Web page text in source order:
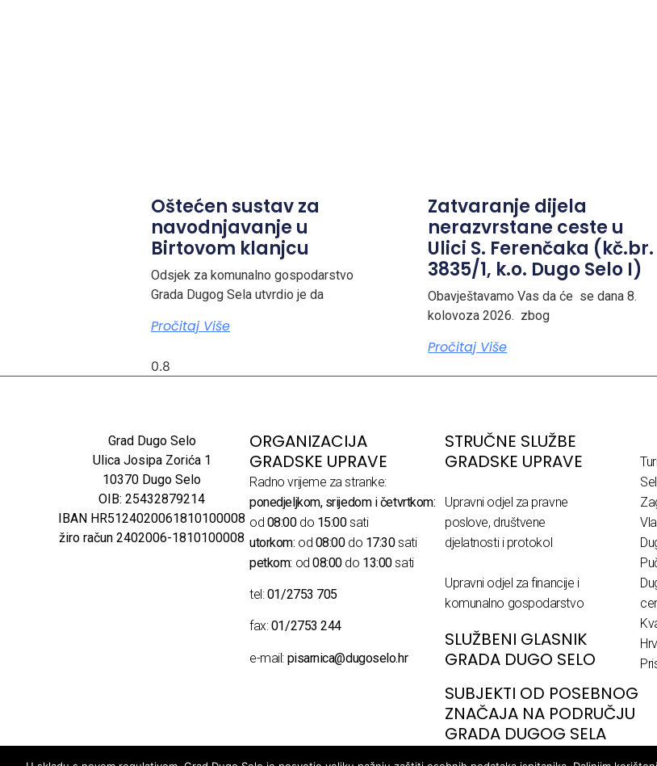
Oštećen sustav za
navodnjavanje u
Birtovom klanjcu
Odsjek za komunalno gospodarstvo
Grada Dugog Sela utvrdio je da
Pročitaj Više
Zatvaranje dijela
nerazvrstane ceste u
Ulici S. Ferenčaka (kč.br.
3835/1, k.o. Dugo Selo I)
Obavještavamo Vas da će se dana 8.
kolovoza 2026. zbog
Pročitaj Više
Grad Dugo Selo
Ulica Josipa Zorića 1
10370 Dugo Selo
OIB: 25432879214
IBAN HR5124020061810100008
žiro račun 2402006-1810100008
ORGANIZACIJA
GRADSKE UPRAVE
Radno vrijeme za stranke:
ponedjeljkom, srijedom i četvrtkom:
od 08:00do 15:00sati
utorkom: od 08:00do 17:30sati
petkom: od08:00do 13:00sati
tel:01/2753 705
fax:01/2753 244
e-mail: pisarnica@dugoselo.hr
STRUČNE SLUŽBE
GRADSKE UPRAVE
Upravni odjel za pravne
poslove, društvene
djelatnosti i protokol
Upravni odjel za financije i
komunalno gospodarstvo
SLUŽBENI GLASNIK
GRADA DUGO SELO
SUBJEKTI OD POSEBNOG
ZNAČAJA NA PODRUČJU
GRADA DUGOG SELA